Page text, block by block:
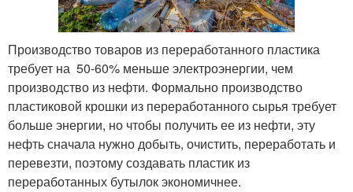
Производство товаров из переработанного пластика
требует на 50-60% меньше электроэнергии, чем
производство из нефти. Формально производство
пластиковой крошки из переработанного сырья требует
больше энергии, но чтобы получить ее из нефти, эту
нефть сначала нужно добыть, очистить, переработать и
перевезти, поэтому создавать пластик из
переработанных бутылок экономичнее.